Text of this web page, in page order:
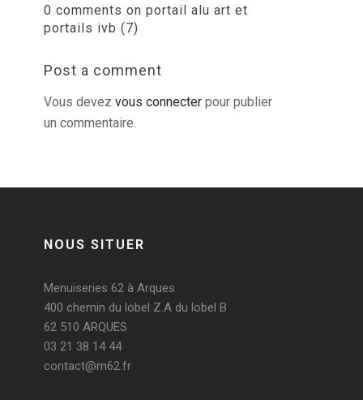
0 comments on portail alu art et
portails ivb (7)
Post a comment
Vous devez vous connecter pour publier
un commentaire.
NOUS SITUER
Menuiseries 62 à Arques
400 chemin du lobel Z.A du lobel B
62 510 ARQUES
03 21 38 14 44
contact@m62.fr